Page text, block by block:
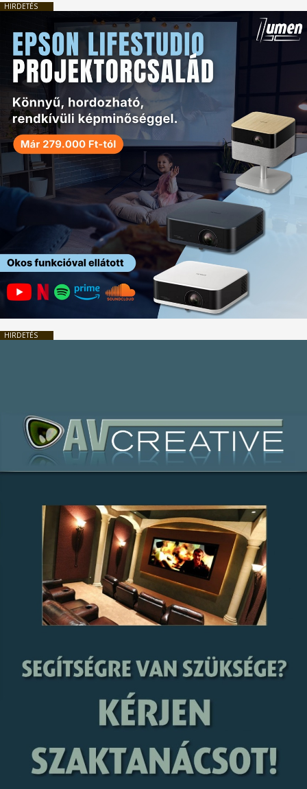
HIRDETÉS
HIRDETÉS